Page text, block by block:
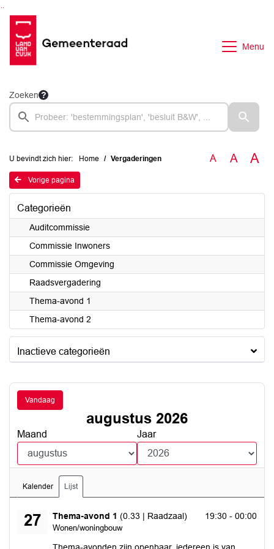
Menu
Zoeken
U bevindt zich hier: Home Vergaderingen A A A
Vorige pagina
Categorieën
Auditcommissie
Commissie Inwoners
Commissie Omgeving
Raadsvergadering
Thema-avond 1
Thema-avond 2
Inactieve categorieën
Vandaag
augustus 2026
Maand Jaar
Kalender Lijst
27 Thema-avond 1 (0.33 | Raadzaal)
Wonen/woningbouw
donderdag 27 augustus 2026 19:30 - 00:00